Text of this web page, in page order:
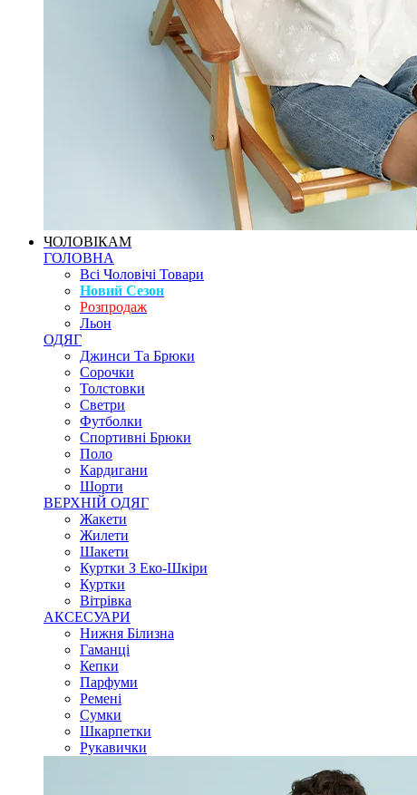
ЧОЛОВІКАМ
ГОЛОВНА
Всі Чоловічі Товари
Новий Сезон
Розпродаж
Льон
ОДЯГ
Джинси Та Брюки
Сорочки
Толстовки
Светри
Футболки
Спортивні Брюки
Поло
Кардигани
Шорти
ВЕРХНІЙ ОДЯГ
Жакети
Жилети
Шакети
Куртки З Еко-Шкіри
Куртки
Вітрівка
АКСЕСУАРИ
Нижня Білизна
Гаманці
Кепки
Парфуми
Ремені
Сумки
Шкарпетки
Рукавички